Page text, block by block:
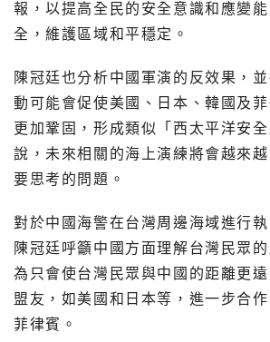
報，以提高全民的安全意識和應變
全，維護區域和平穩定。
陳冠廷也分析中國軍演的反效果，
動可能會促使美國、日本、韓國及
更加鞏固，形成類似「西太平洋安
說，未來相關的海上演練將會越來
要思考的問題。
對於中國海警在台灣周邊海域進行執
陳冠廷呼籲中國方面理解台灣民眾
為只會使台灣民眾與中國的距離更
盟友，如美國和日本等，進一步合
菲律賓。